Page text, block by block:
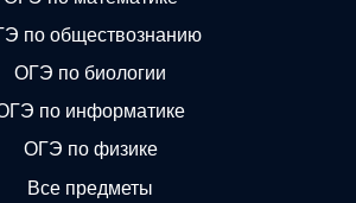
по обществознанию
ОГЭ по биологии
по информатике
ОГЭ по физике
Все предметы